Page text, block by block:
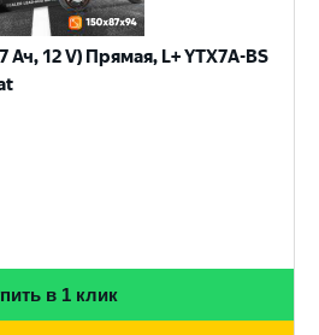
Ач, 12 V) Прямая, L+ YTX7A-BS
в 1 клик